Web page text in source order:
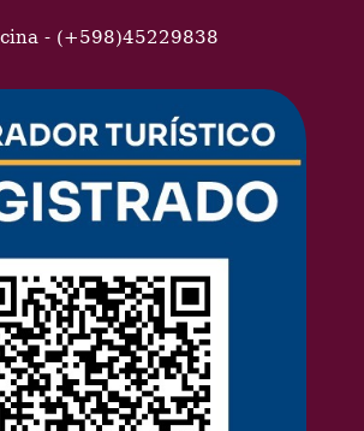
- (+598)45229838